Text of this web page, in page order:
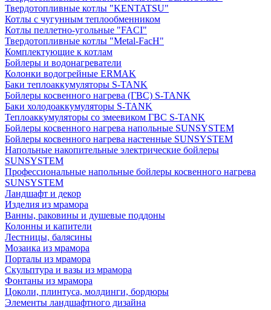
Твердотопливные котлы "KENTATSU"
Котлы с чугунным теплообменником
Котлы пеллетно-угольные "FACI"
Твердотопливные котлы "Metal-FacH"
Комплектующие к котлам
Бойлеры и водонагреватели
Колонки водогрейные ERMAK
Баки теплоаккумуляторы S-TANK
Бойлеры косвенного нагрева (ГВС) S-TANK
Баки холодоаккумуляторы S-TANK
Теплоаккумуляторы со змеевиком ГВС S-TANK
Бойлеры косвенного нагрева напольные SUNSYSTEM
Бойлеры косвенного нагрева настенные SUNSYSTEM
Напольные накопительные электрические бойлеры
SUNSYSTEM
Профессиональные напольные бойлеры косвенного нагрева
SUNSYSTEM
Ландшафт и декор
Изделия из мрамора
Ванны, раковины и душевые поддоны
Колонны и капители
Лестницы, балясины
Мозаика из мрамора
Порталы из мрамора
Скульптура и вазы из мрамора
Фонтаны из мрамора
Цоколи, плинтуса, молдинги, бордюры
Элементы ландшафтного дизайна